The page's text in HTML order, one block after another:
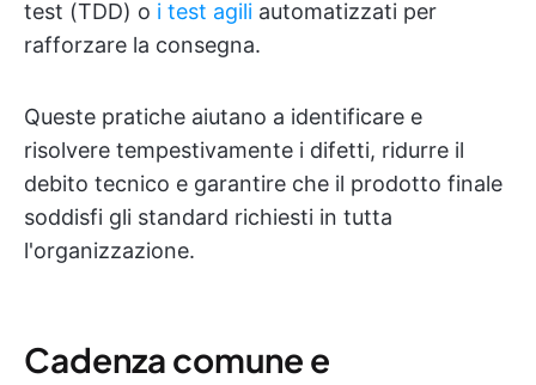
test (TDD) o i test agili automatizzati per
rafforzare la consegna.
Queste pratiche aiutano a identificare e
risolvere tempestivamente i difetti, ridurre il
debito tecnico e garantire che il prodotto finale
soddisfi gli standard richiesti in tutta
l'organizzazione.
Cadenza comune e